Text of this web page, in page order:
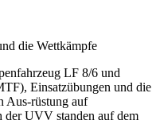
die Wettkämpfe
LF 8/6 und
Einsatzübungen und die
Aus-rüstung auf
UVV standen auf dem